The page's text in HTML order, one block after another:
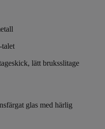
lätt bruksslitage
glas med härlig